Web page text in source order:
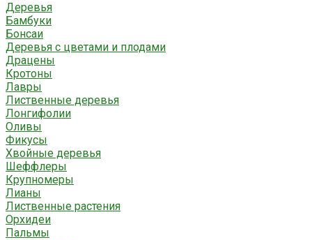
Деревья
Бамбуки
Бонсаи
Деревья с цветами и плодами
Драцены
Кротоны
Лавры
Лиственные деревья
Лонгифолии
Оливы
Фикусы
Хвойные деревья
Шеффлеры
Крупномеры
Лианы
Лиственные растения
Орхидеи
Пальмы